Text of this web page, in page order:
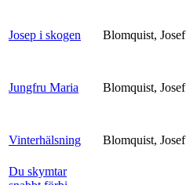
Josep i skogen Blomquist, Josef
Jungfru Maria Blomquist, Josef
Vinterhälsning Blomquist, Josef
Du skymtar